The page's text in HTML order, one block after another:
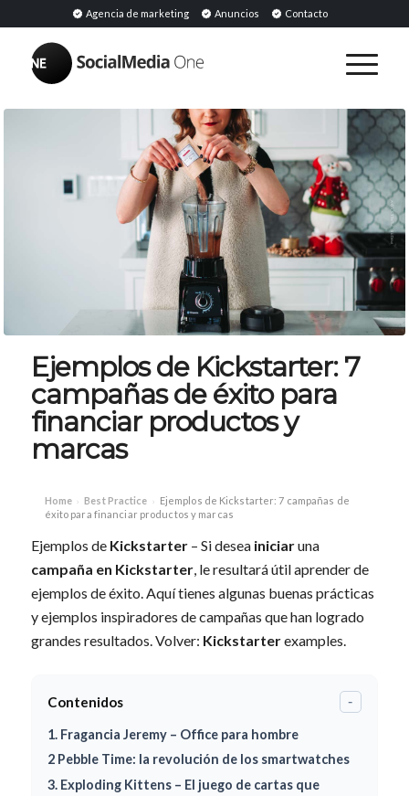
Agencia de marketing Anuncios Contacto
Ejemplos de Kickstarter: 7
campañas de éxito para
financiar productos y
marcas
Home › Best Practice › Ejemplos de Kickstarter: 7 campañas de
éxito para financiar productos y marcas
Ejemplos de Kickstarter– Si desea iniciaruna
campaña en Kickstarter, le resultará útil aprender de
ejemplos de éxito. Aquí tienes algunas buenas prácticas
y ejemplos inspiradores de campañas que han logrado
grandes resultados. Volver: Kickstarterexamples.
Contenidos -
1. Fragancia Jeremy – Office para hombre
2 Pebble Time: la revolución de los smartwatches
3. Exploding Kittens – El juego de cartas que